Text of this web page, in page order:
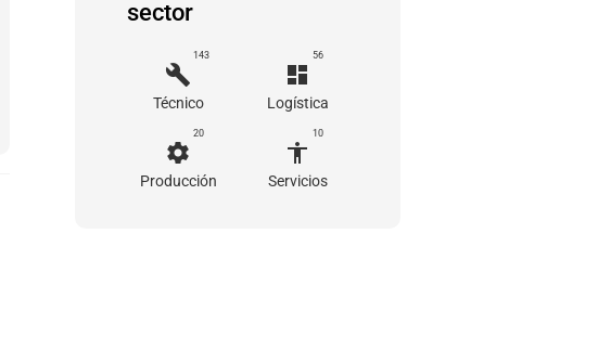
sector
143
build
Técnico
56
dashboard
Logística
20
settings
Producción
10
accessibility
Servicios